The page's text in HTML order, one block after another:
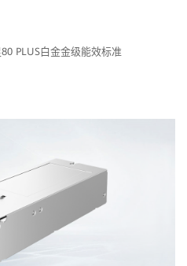
PLUS白金金级能效标准